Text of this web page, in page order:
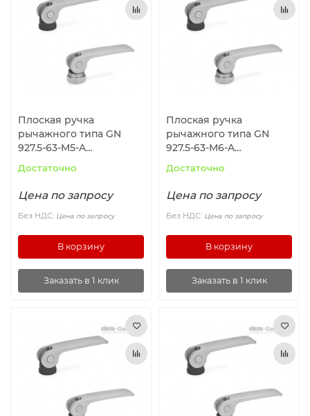
Ролики и колёса
Магниты удерживающие
Компоненты линейного движения
Вакуумные компоненты
Плоская ручка
рычажного типа GN
927.5-63-M5-A
Достаточно
Цена по запросу
Без НДС: Цена по запросу
В корзину
Заказать в 1 клик
Плоская ручка
рычажного типа GN
927.5-63-M6-A
Достаточно
Цена по запросу
Без НДС: Цена по запросу
В корзину
Заказать в 1 клик